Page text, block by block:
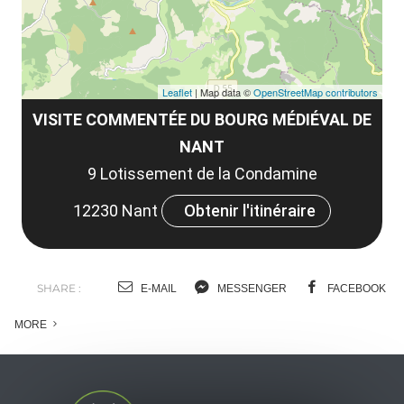
VISITE COMMENTÉE DU BOURG MÉDIÉVAL DE
NANT
9 Lotissement de la Condamine
12230 Nant
Obtenir l'itinéraire
Leaflet | Map data ©OpenStreetMap contributors
SHARE : E-MAIL MESSENGER FACEBOOK
MORE